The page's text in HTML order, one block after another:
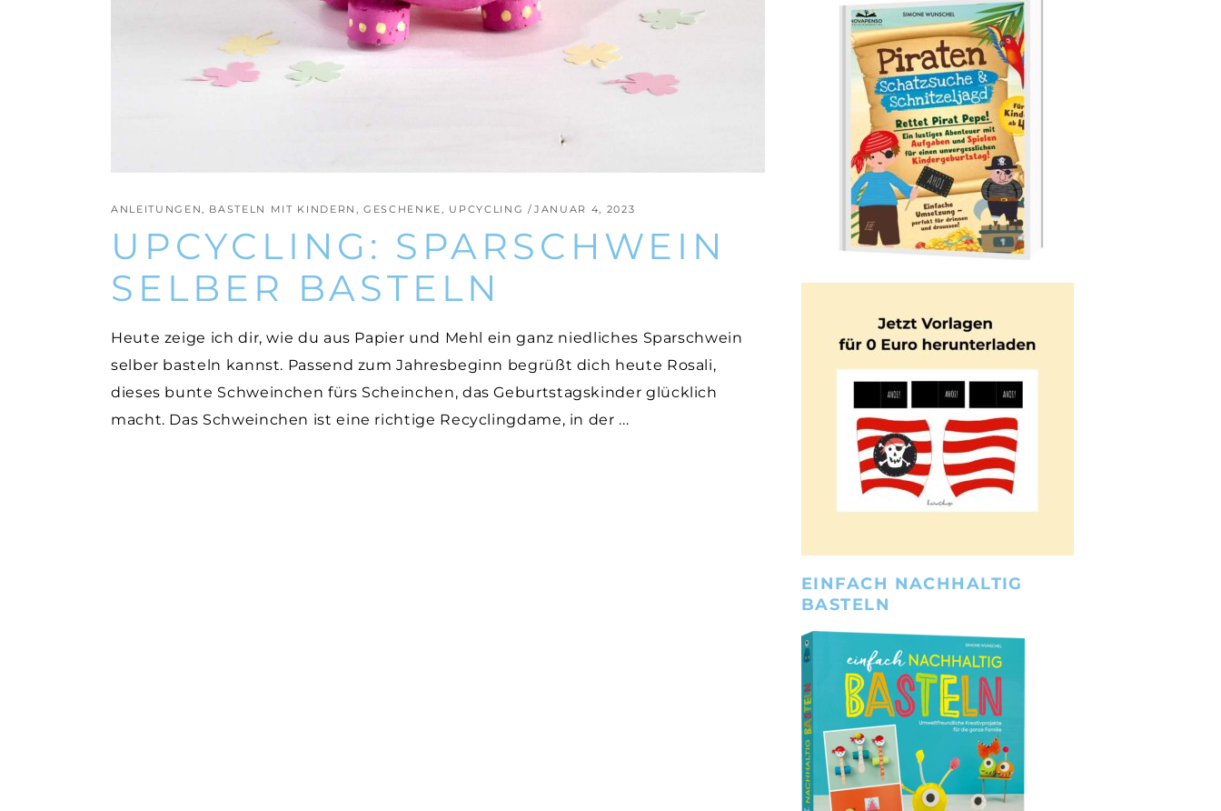
ANLEITUNGEN, BASTELN MIT KINDERN ,GESCHENKE, UPCYCLING JANUAR 4, 2023
UPCYCLING: SPARSCHWEIN
SELBER BASTELN
Heute zeige ich dir, wie du aus Papier und Mehl ein ganz niedliches Sparschwein
selber basteln kannst. Passend zum Jahresbeginn begrüßt dich heute Rosali,
dieses bunte Schweinchen fürs Scheinchen, das Geburtstagskinder glücklich
macht. Das Schweinchen ist eine richtige Recyclingdame, in der
EINFACH NACHHALTIG
BASTELN